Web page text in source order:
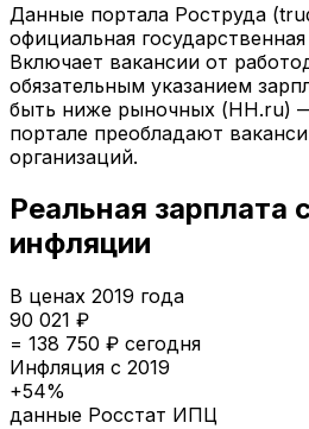
Данные портала Роструда
официальная
Включает вакансии от
обязательным указанием
быть ниже рыночных (HH.ru)
портале преобладают
организаций.
Реальная зарплата
инфляции
В ценах 2019 года
90 021 ₽
= 138 750 ₽ сегодня
Инфляция с 2019
+54%
данные Росстат ИПЦ